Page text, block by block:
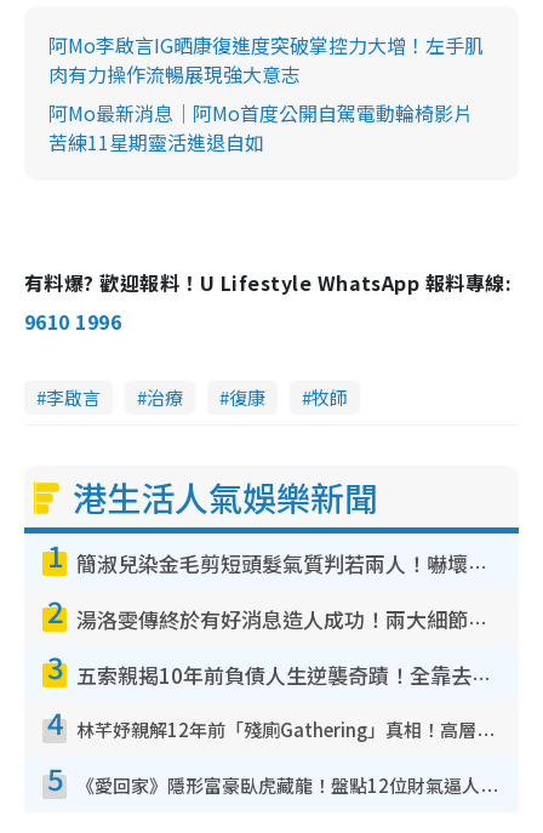
阿Mo李啟言IG晒康復進度突破掌控力大增！左手肌
肉有力操作流暢展現強大意志
阿Mo最新消息｜阿Mo首度公開自駕電動輪椅影片
苦練11星期靈活進退自如
有料爆? 歡迎報料！U Lifestyle WhatsApp 報料專線:
9610 1996
李啟言 治療 復康 牧師
港生活人氣娛樂新聞
1 簡淑兒染金毛剪短頭髮氣質判若兩人！嚇壞老公麥大力都認唔出：「你做咩事？」
2 湯洛雯傳終於有好消息造人成功！兩大細節曝孕味極濃惹猜測：大肚婆先會咁！
3 五索親揭10年前負債人生逆襲奇蹟！全靠去一地方轉運後即遇上馬先生
4 林芊妤親解12年前「殘廁Gathering」真相！高層解約一句話重創尊嚴至今拒返TVB
5 《愛回家》隱形富豪臥虎藏龍！盤點12位財氣逼人的有錢藝人：呢位靚女3億身家唔憂做